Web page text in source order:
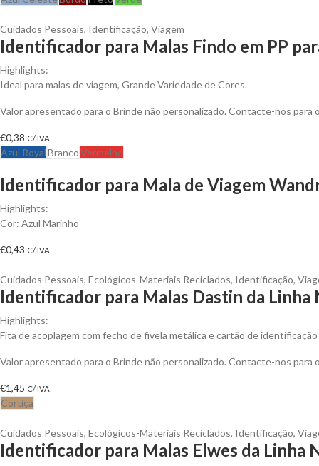
Cuidados Pessoais, Identificação, Viagem
Identificador para Malas Findo em PP
Highlights:
Ideal para malas de viagem, Grande Variedade de Cores.
Valor apresentado para o Brinde não personalizado. Contacte-nos
€0,38 C/ IVA
Azul RoyalBrancoVermelho
Identificador para Mala de Viagem
Highlights:
Cor: Azul Marinho
€0,43 C/ IVA
Cuidados Pessoais, Ecológicos-Materiais Reciclados, Identificação,
Identificador para Malas Dastin da
Highlights:
Fita de acoplagem com fecho de fivela metálica e cartão de identificação
Valor apresentado para o Brinde não personalizado. Contacte-nos
€1,45 C/ IVA
Cortiça
Cuidados Pessoais, Ecológicos-Materiais Reciclados, Identificação,
Identificador para Malas Elwes da Linha